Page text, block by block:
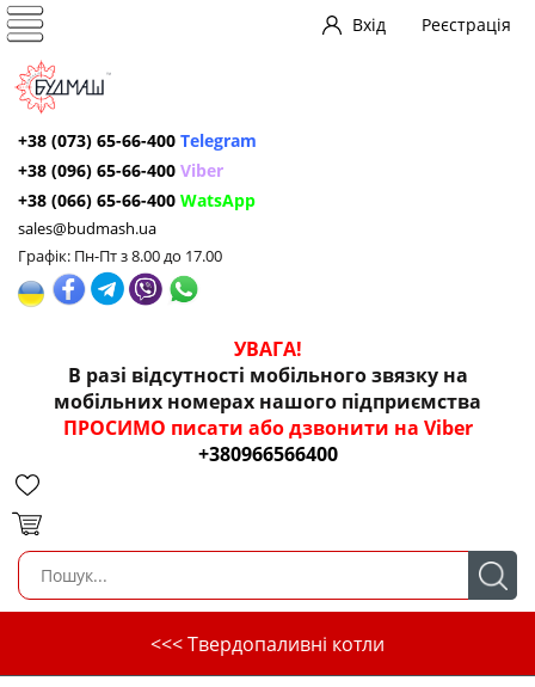
Вхід Реєстрація
+38 (073) 65-66-400 Telegram
+38 (096) 65-66-400 Viber
+38 (066) 65-66-400 WatsApp
sales@budmash.ua
Графік: Пн-Пт з 8.00 до 17.00
УВАГА!
В разі відсутності мобільного звязку на
мобільних номерах нашого підприємства
ПРОСИМО писати або дзвонити на Viber
+380966566400
<<< Твердопаливні котли